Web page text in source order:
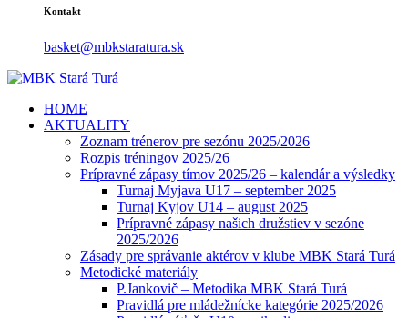
Kontakt
basket@mbkstaratura.sk
HOME
AKTUALITY
Zoznam trénerov pre sezónu 2025/2026
Rozpis tréningov 2025/26
Prípravné zápasy tímov 2025/26 – kalendár a výsledky
Turnaj Myjava U17 – september 2025
Turnaj Kyjov U14 – august 2025
Prípravné zápasy našich družstiev v sezóne
2025/2026
Zásady pre správanie aktérov v klube MBK Stará Turá
Metodické materiály
P.Jankovič – Metodika MBK Stará Turá
Pravidlá pre mládežnícke kategórie 2025/2026